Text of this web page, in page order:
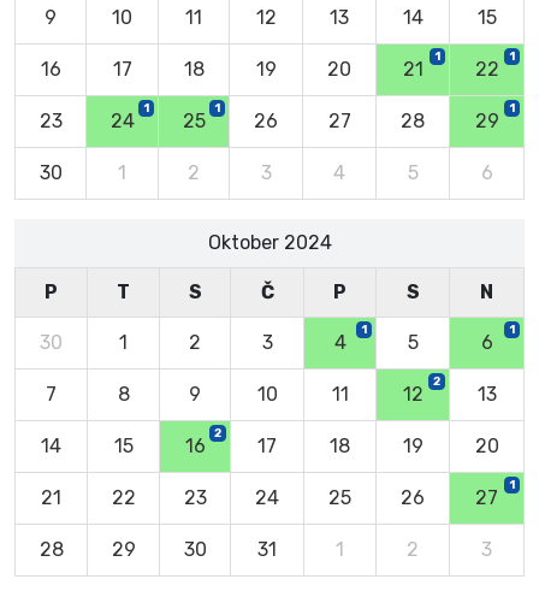
9 10 11 12 13 14 15
16 17 18 19 20 21
1
22
1
23 24
1
25
1
26 27 28 29
1
30 1 2 3 4 5 6
Oktober 2024
P T S Č P S N
30 1 2 3 4
1
5 6
1
7 8 9 10 11 12
2
13
14 15 16
2
17 18 19 20
21 22 23 24 25 26 27
1
28 29 30 31 1 2 3